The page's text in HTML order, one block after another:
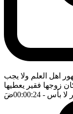
اهل العلم ولا يجب
زوجها فقير يعطيها
لا بأس - 00:00:24 ضَ